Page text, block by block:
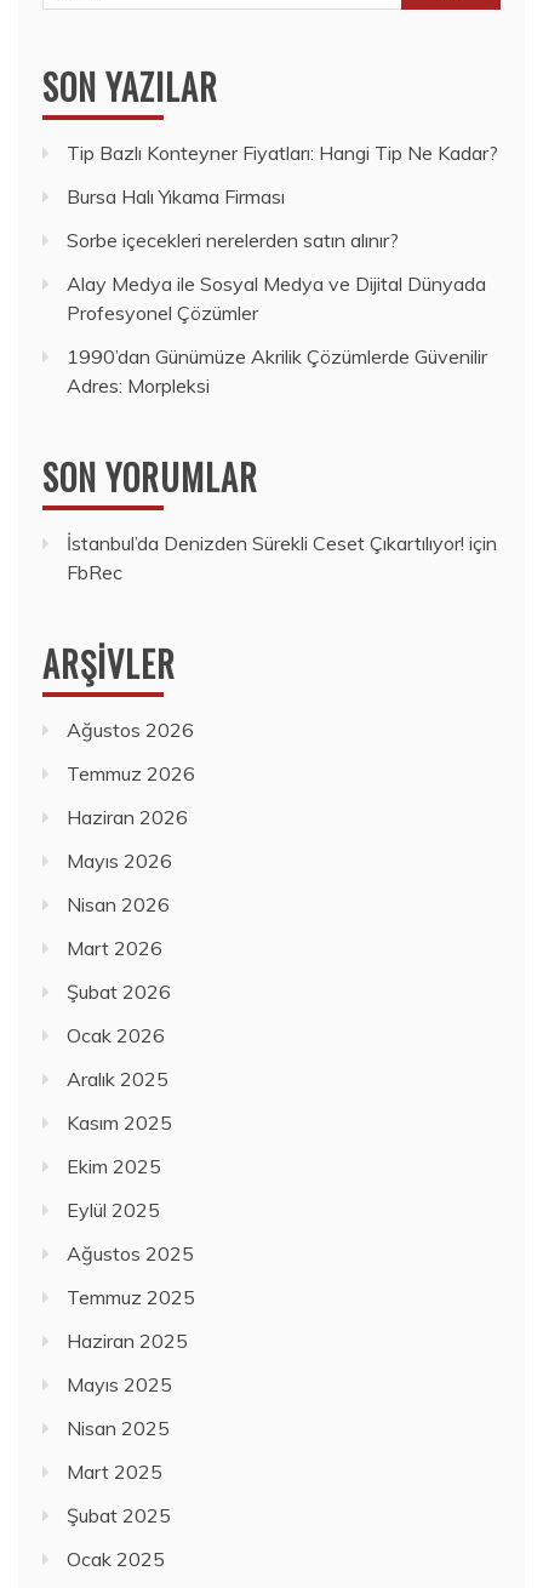
SON YAZILAR
Tip Bazlı Konteyner Fiyatları: Hangi Tip Ne Kadar?
Bursa Halı Yıkama Firması
Sorbe içecekleri nerelerden satın alınır?
Alay Medya ile Sosyal Medya ve Dijital Dünyada
Profesyonel Çözümler
1990’dan Günümüze Akrilik Çözümlerde Güvenilir
Adres: Morpleksi
SON YORUMLAR
İstanbul’da Denizden Sürekli Ceset Çıkartılıyor! için
FbRec
ARŞIVLER
Ağustos 2026
Temmuz 2026
Haziran 2026
Mayıs 2026
Nisan 2026
Mart 2026
Şubat 2026
Ocak 2026
Aralık 2025
Kasım 2025
Ekim 2025
Eylül 2025
Ağustos 2025
Temmuz 2025
Haziran 2025
Mayıs 2025
Nisan 2025
Mart 2025
Şubat 2025
Ocak 2025